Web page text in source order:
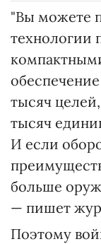
"Вы можете
технологии
тысяч
тысяч
И если
больше
— пишет
Поэтому